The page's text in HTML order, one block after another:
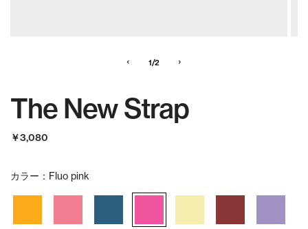
‹ ›
1/2
The New Strap
￥3,080
カラー： Fluo pink